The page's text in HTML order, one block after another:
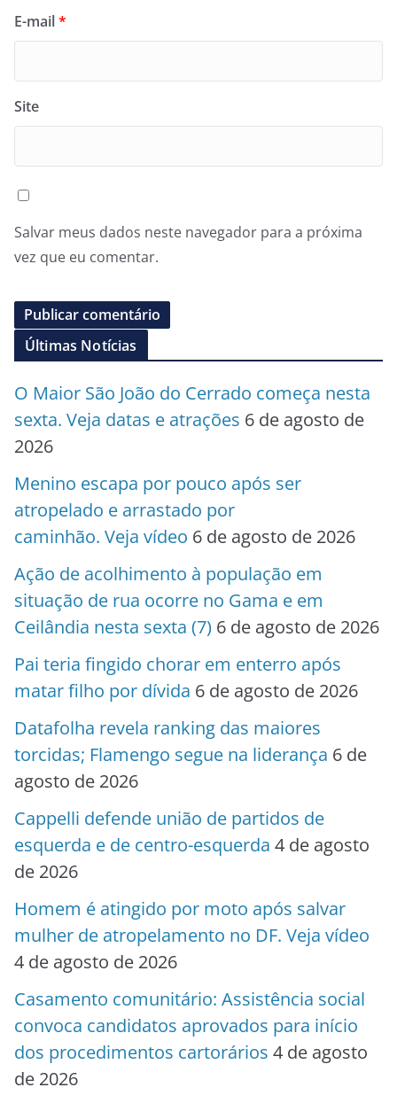
E-mail*
Site
Salvar meus dados neste navegador para a próxima
vez que eu comentar.
Últimas Notícias
O Maior São João do Cerrado começa nesta
sexta. Veja datas e atrações 6 de agosto de
2026
Menino escapa por pouco após ser
atropelado e arrastado por
caminhão. Veja vídeo 6 de agosto de 2026
Ação de acolhimento à população em
situação de rua ocorre no Gama e em
Ceilândia nesta sexta (7) 6 de agosto de 2026
Pai teria fingido chorar em enterro após
matar filho por dívida 6 de agosto de 2026
Datafolha revela ranking das maiores
torcidas; Flamengo segue na liderança 6 de
agosto de 2026
Cappelli defende união de partidos de
esquerda e de centro-esquerda 4 de agosto
de 2026
Homem é atingido por moto após salvar
mulher de atropelamento no DF. Veja vídeo
4 de agosto de 2026
Casamento comunitário: Assistência social
convoca candidatos aprovados para início
dos procedimentos cartorários 4 de agosto
de 2026